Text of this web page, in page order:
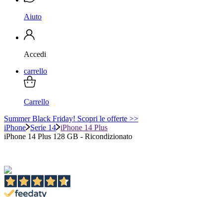
Aiuto
Accedi
carrello
Carrello
Summer Black Friday! Scopri le offerte >>
iPhone Serie 14 iPhone 14 Plus
iPhone 14 Plus 128 GB - Ricondizionato